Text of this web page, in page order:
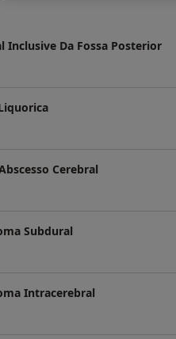
Inclusive Da Fossa Posterior
Cerebral
Subdural
Intracerebral